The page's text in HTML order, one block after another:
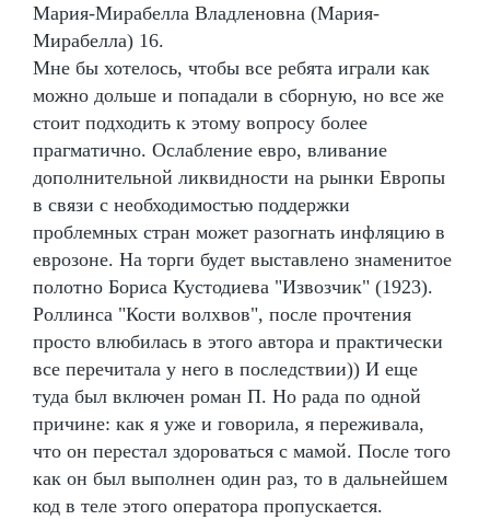
Мария-Мирабелла Владленовна (Мария-
Мирабелла) 16.
Мне бы хотелось, чтобы все ребята играли как
можно дольше и попадали в сборную, но все же
стоит подходить к этому вопросу более
прагматично. Ослабление евро, вливание
дополнительной ликвидности на рынки Европы
в связи с необходимостью поддержки
проблемных стран может разогнать инфляцию в
еврозоне. На торги будет выставлено знаменитое
полотно Бориса Кустодиева "Извозчик" (1923).
Роллинса "Кости волхвов", после прочтения
просто влюбилась в этого автора и практически
все перечитала у него в последствии)) И еще
туда был включен роман П. Но рада по одной
причине: как я уже и говорила, я переживала,
что он перестал здороваться с мамой. После того
как он был выполнен один раз, то в дальнейшем
код в теле этого оператора пропускается.